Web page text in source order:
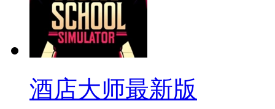
酒店大师最新版